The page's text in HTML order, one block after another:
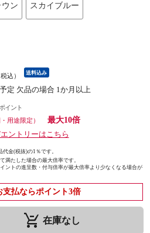
ウン スカイブルー
税込） 送料込み
定 欠品の場合 1か月以上
・用途限定）
最大10倍
ントリーはこちら
金(税抜)の1％です。
満たした場合の最大倍率です。
ントの進呈数・付与倍率が最大倍率より少なくなる場合が
支払ならポイント3倍
remove_shopping_cart 在庫なし